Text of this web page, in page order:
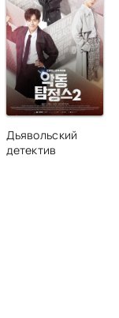
Дьявольский
детектив